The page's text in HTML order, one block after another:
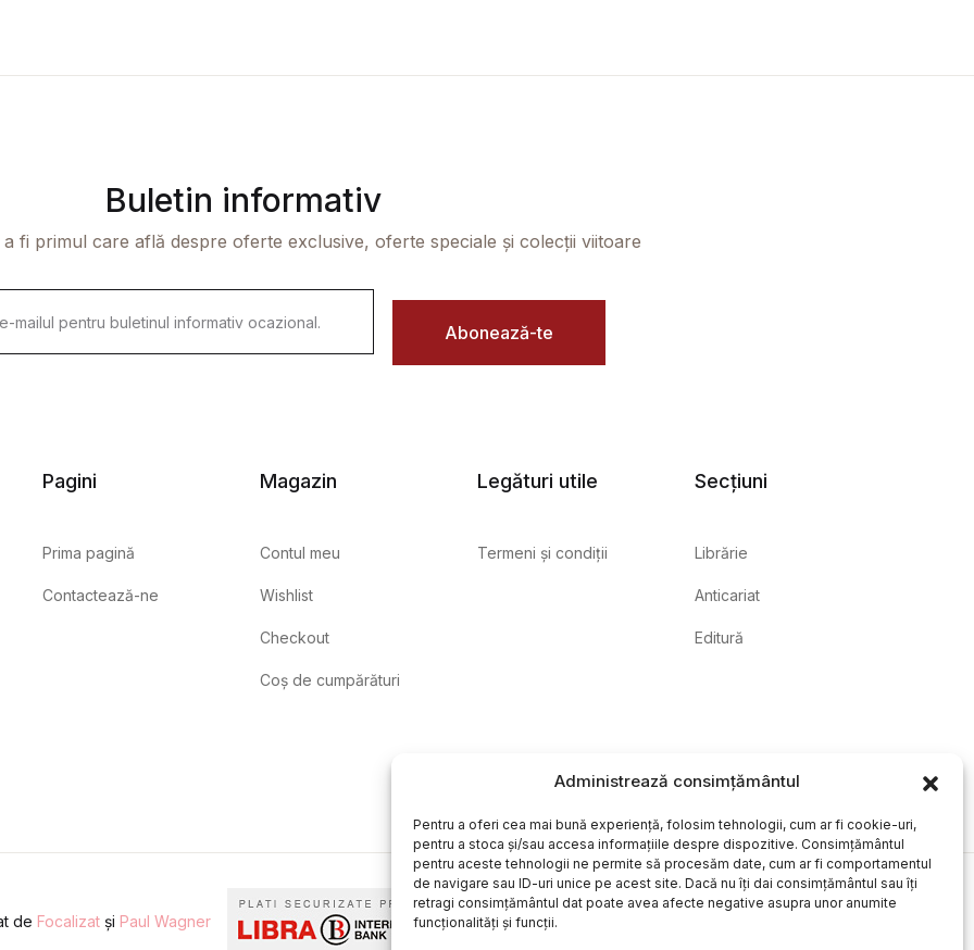
Administrează consimțământul
Pentru a oferi cea mai bună experiență, folosim tehnologii, cum ar fi cookie-uri,
pentru a stoca și/sau accesa informațiile despre dispozitive. Consimțământul
pentru aceste tehnologii ne permite să procesăm date, cum ar fi comportamentul
de navigare sau ID-uri unice pe acest site. Dacă nu îți dai consimțământul sau îți
retragi consimțământul dat poate avea afecte negative asupra unor anumite
funcționalități și funcții.
Buletin informativ
fi primul care află despre oferte exclusive, oferte speciale și colecții viitoare
Abonează-te
Pagini
Prima pagină
Contactează-ne
Magazin
Contul meu
Wishlist
Checkout
Coș de cumpărături
Legături utile
Termeni și condiții
Secțiuni
Librărie
Anticariat
Editură
de Focalizat și Paul Wagner